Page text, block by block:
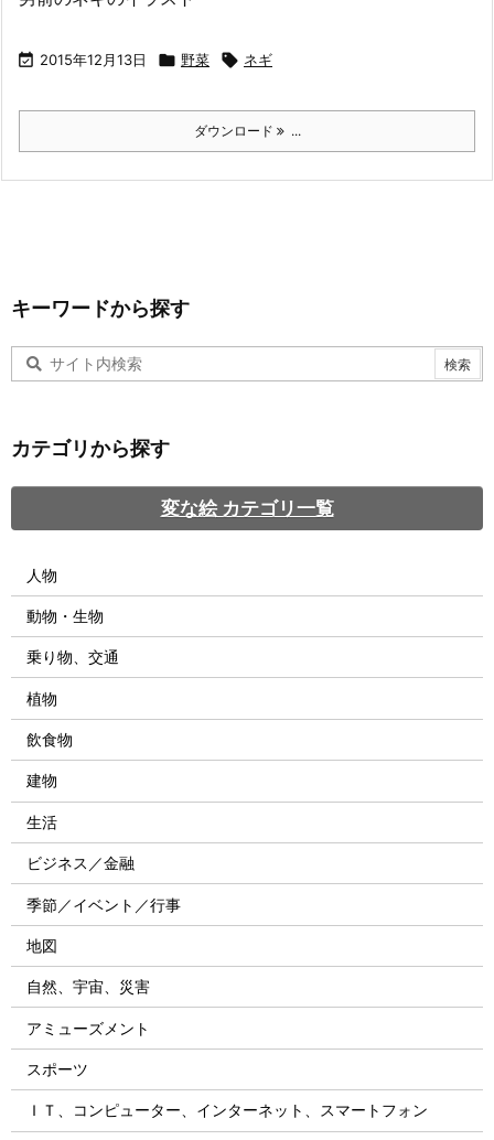
 2015年12月13日  野菜  ネギ
ダウンロード ...
キーワードから探す
カテゴリから探す
変な絵 カテゴリ一覧
人物
動物・生物
乗り物、交通
植物
飲食物
建物
生活
ビジネス／金融
季節／イベント／行事
地図
自然、宇宙、災害
アミューズメント
スポーツ
ＩＴ、コンピューター、インターネット、スマートフォン